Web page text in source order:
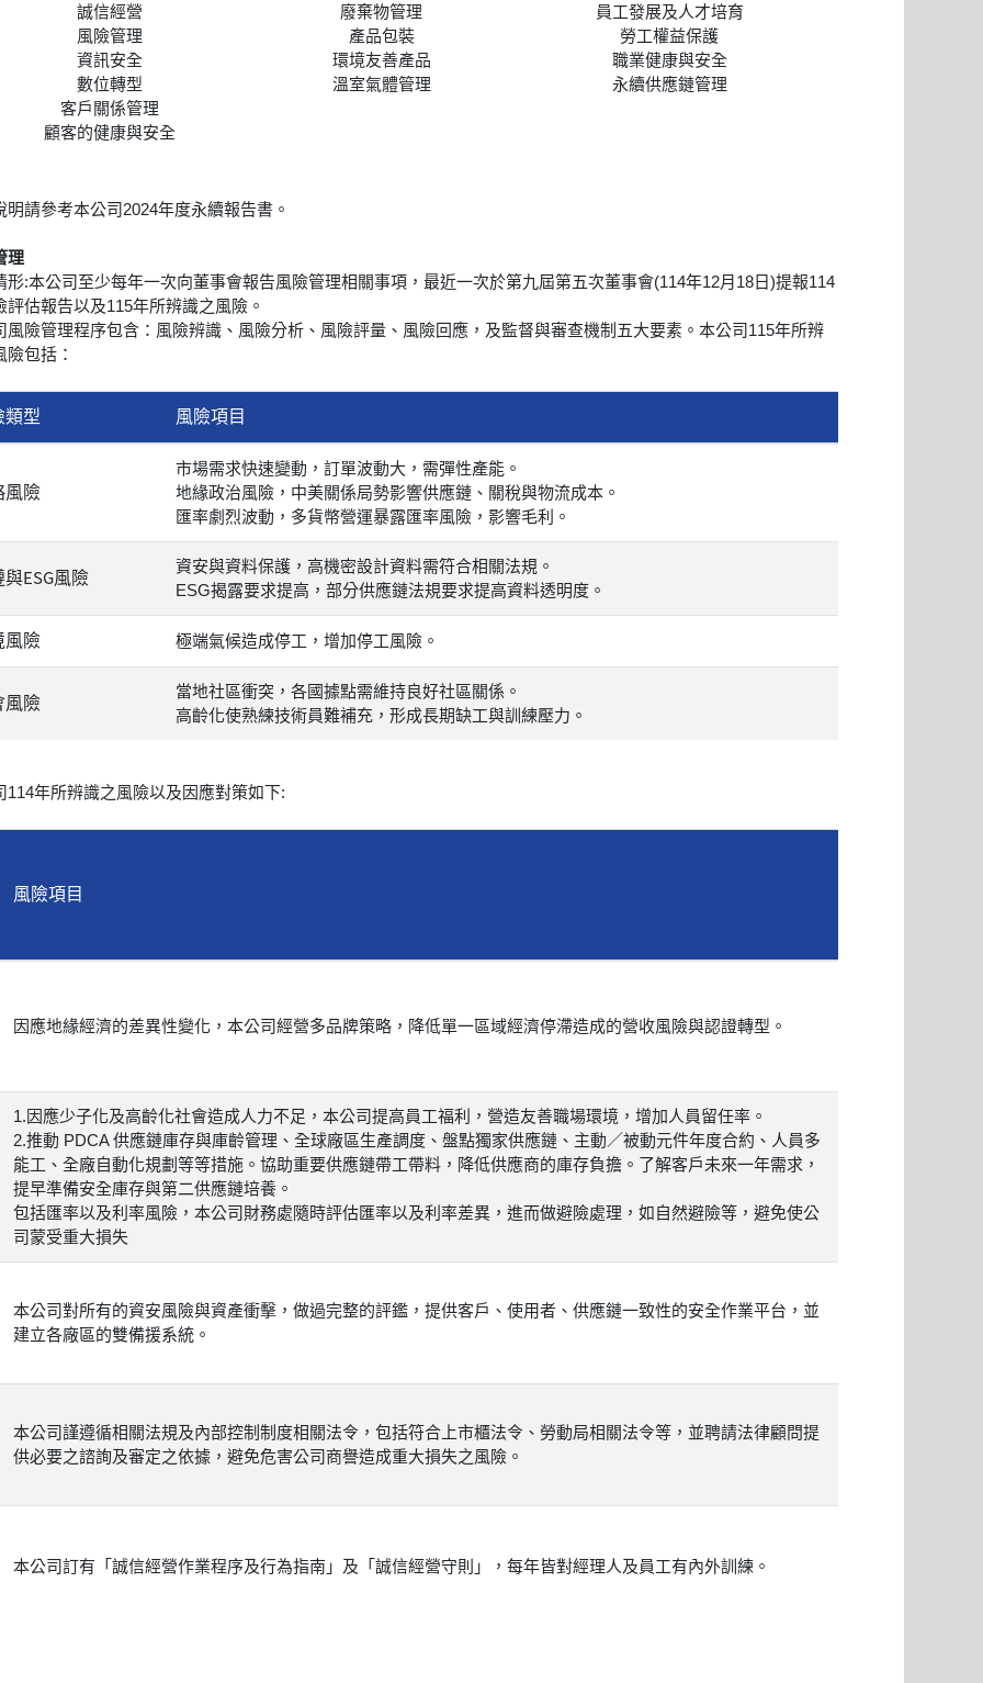
誠信經營
風險管理
資訊安全
數位轉型
客戶關係管理
顧客的健康與安全
廢棄物管理
產品包裝
環境友善產品
溫室氣體管理
員工發展及人才培育
勞工權益保護
職業健康與安全
永續供應鏈管理
明請參考本公司2024年度永續報告書。
理
形:本公司至少每年一次向董事會報告風險管理相關事項，最近一次於第九屆第五次董事會(114年12月18日)提報114
評估報告以及115年所辨識之風險。
風險管理程序包含：風險辨識、風險分析、風險評量、風險回應，及監督與審查機制五大要素。本公司115年所辨
險包括：
類型 風險項目
風險
市場需求快速變動，訂單波動大，需彈性產能。
地緣政治風險，中美關係局勢影響供應鏈、關稅與物流成本。
匯率劇烈波動，多貨幣營運暴露匯率風險，影響毛利。
與ESG風險
資安與資料保護，高機密設計資料需符合相關法規。
ESG揭露要求提高，部分供應鏈法規要求提高資料透明度。
風險 極端氣候造成停工，增加停工風險。
風險
當地社區衝突，各國據點需維持良好社區關係。
高齡化使熟練技術員難補充，形成長期缺工與訓練壓力。
114年所辨識之風險以及因應對策如下:
風險項目
因應地緣經濟的差異性變化，本公司經營多品牌策略，降低單一區域經濟停滯造成的營收風險與認證轉型。
1.因應少子化及高齡化社會造成人力不足，本公司提高員工福利，營造友善職場環境，增加人員留任率。
2.推動 PDCA 供應鏈庫存與庫齡管理、全球廠區生產調度、盤點獨家供應鏈、主動／被動元件年度合約、人員多
能工、全廠自動化規劃等等措施。協助重要供應鏈帶工帶料，降低供應商的庫存負擔。了解客戶未來一年需求，
提早準備安全庫存與第二供應鏈培養。
包括匯率以及利率風險，本公司財務處隨時評估匯率以及利率差異，進而做避險處理，如自然避險等，避免使公
司蒙受重大損失
本公司對所有的資安風險與資產衝擊，做過完整的評鑑，提供客戶、使用者、供應鏈一致性的安全作業平台，並
建立各廠區的雙備援系統。
本公司謹遵循相關法規及內部控制制度相關法令，包括符合上市櫃法令、勞動局相關法令等，並聘請法律顧問提
供必要之諮詢及審定之依據，避免危害公司商譽造成重大損失之風險。
本公司訂有「誠信經營作業程序及行為指南」及「誠信經營守則」，每年皆對經理人及員工有內外訓練。